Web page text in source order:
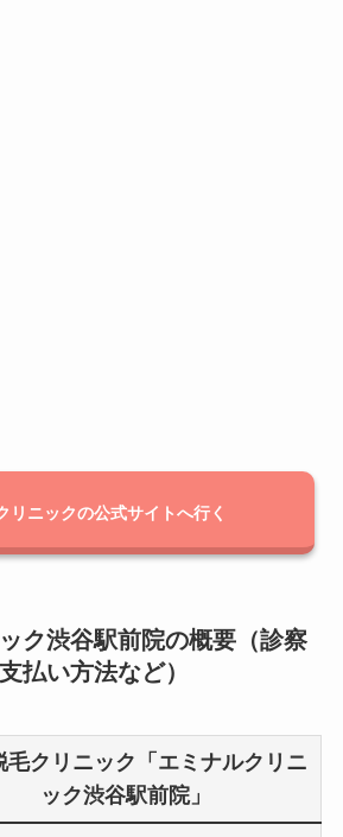
リニックの公式サイトへ行く
ク渋谷駅前院の概要（診察
払い方法など）
毛クリニック「エミナルクリニ
ック渋谷駅前院」